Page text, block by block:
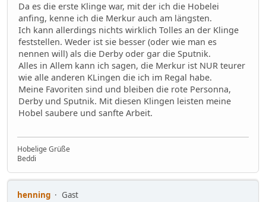
Da es die erste Klinge war, mit der ich die Hobelei
anfing, kenne ich die Merkur auch am längsten.
Ich kann allerdings nichts wirklich Tolles an der Klinge
feststellen. Weder ist sie besser (oder wie man es
nennen will) als die Derby oder gar die Sputnik.
Alles in Allem kann ich sagen, die Merkur ist NUR teurer
wie alle anderen KLingen die ich im Regal habe.
Meine Favoriten sind und bleiben die rote Personna,
Derby und Sputnik. Mit diesen Klingen leisten meine
Hobel saubere und sanfte Arbeit.
Hobelige Grüße
Beddi
henning
Gast